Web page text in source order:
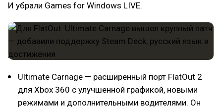
И убрали Games for Windows LIVE.
Ultimate Carnage — расширенный порт FlatOut 2
для Xbox 360 с улучшенной графикой, новыми
режимами и дополнительными водителями. Он